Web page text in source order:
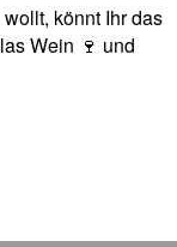
könnt Ihr das
Wein 🍷 und